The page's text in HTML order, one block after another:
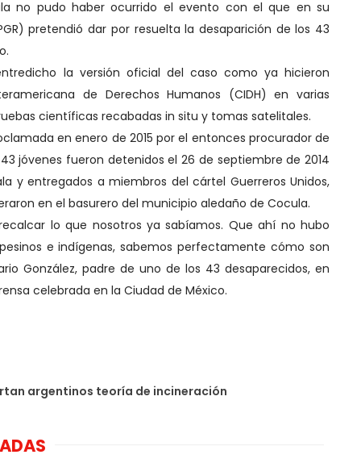
no pudo haber ocurrido el evento con el que en su
pretendió dar por resuelta la desaparición de los 43
la versión oficial del caso como ya hicieron
de Derechos Humanos (CIDH) en varias
científicas recabadas in situ y tomas satelitales.
en enero de 2015 por el entonces procurador de
jóvenes fueron detenidos el 26 de septiembre de 2014
y entregados a miembros del cártel Guerreros Unidos,
en el basurero del municipio aledaño de Cocula.
lo que nosotros ya sabíamos. Que ahí no hubo
e indígenas, sabemos perfectamente cómo son
González, padre de uno de los 43 desaparecidos, en
celebrada en la Ciudad de México.
argentinos teoría de incineración
Grupo Elektra suma
🗣 “Las autoridades